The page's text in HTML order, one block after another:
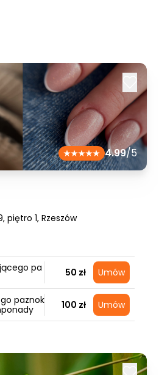
4.99/5
piętro 1, Rzeszów
pa
50 zł Umów
paznok
100 zł Umów